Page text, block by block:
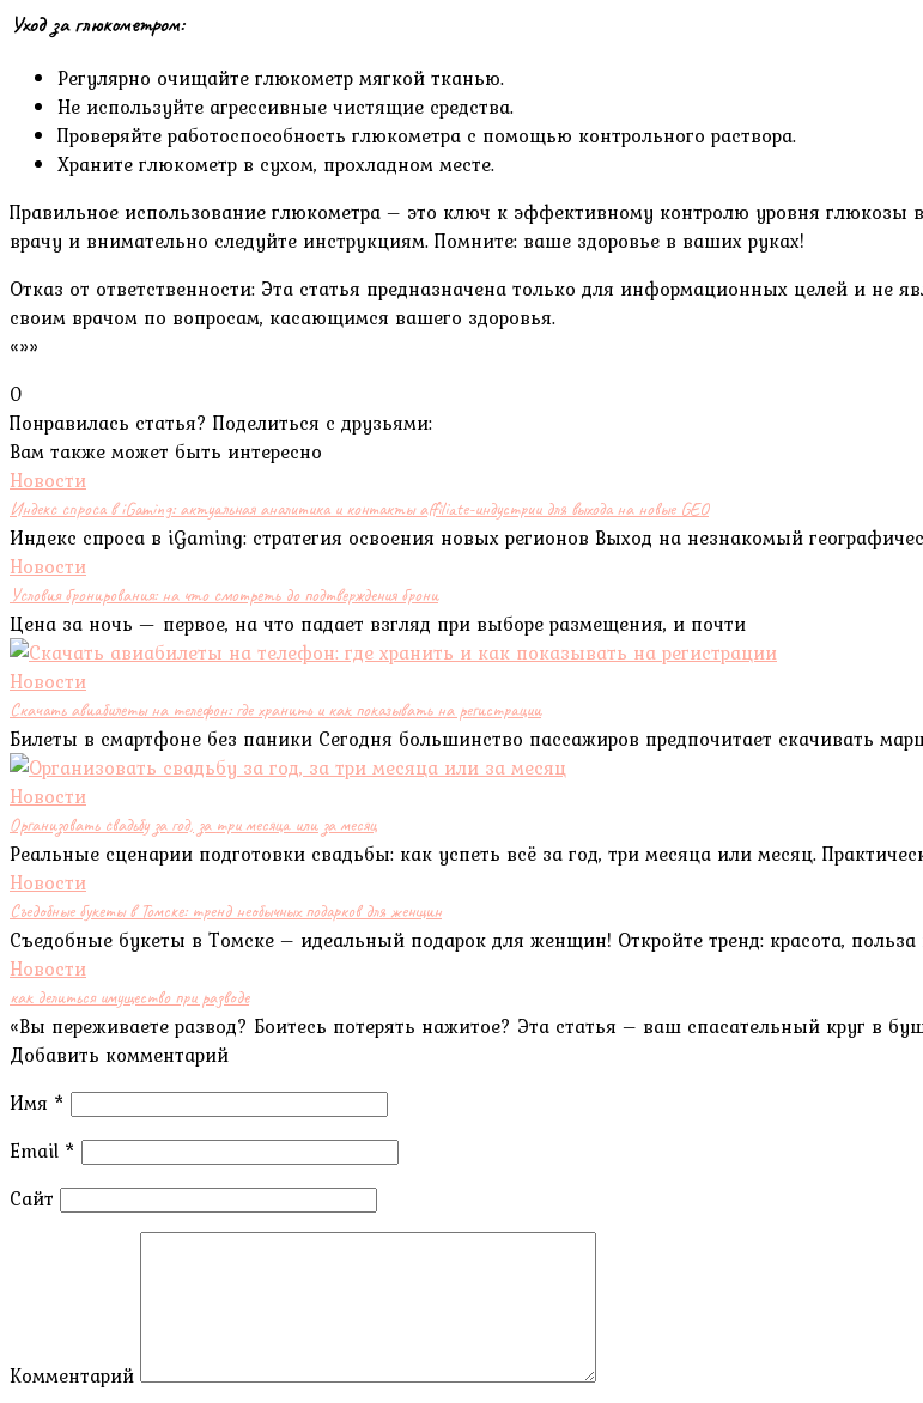
Уход за глюкометром:
Регулярно очищайте глюкометр мягкой тканью.
Не используйте агрессивные чистящие средства.
Проверяйте работоспособность глюкометра с помощью контрольного раствора.
Храните глюкометр в сухом, прохладном месте.
Правильное использование глюкометра – это ключ к эффективному контролю уровня глюкозы
врачу и внимательно следуйте инструкциям. Помните: ваше здоровье в ваших руках!
Отказ от ответственности: Эта статья предназначена только для информационных целей и не
своим врачом по вопросам, касающимся вашего здоровья.
«»»
0
Понравилась статья? Поделиться с друзьями:
Вам также может быть интересно
Новости
Индекс спроса в iGaming: актуальная аналитика и контакты affiliate-индустрии для выхода на новые GEO
Индекс спроса в iGaming: стратегия освоения новых регионов Выход на незнакомый
Новости
Условия бронирования: на что смотреть до подтверждения брони
Цена за ночь — первое, на что падает взгляд при выборе размещения, и почти
Новости
Скачать авиабилеты на телефон: где хранить и как показывать на регистрации
Билеты в смартфоне без паники Сегодня большинство пассажиров предпочитает скачивать
Новости
Организовать свадьбу за год, за три месяца или за месяц
Реальные сценарии подготовки свадьбы: как успеть всё за год, три месяца или месяц.
Новости
Съедобные букеты в Томске: тренд необычных подарков для женщин
Съедобные букеты в Томске – идеальный подарок для женщин! Откройте тренд: красота, польза
Новости
как делиться имущество при разводе
«Вы переживаете развод? Боитесь потерять нажитое? Эта статья – ваш спасательный круг в
Добавить комментарий
Имя *
Email *
Сайт
Комментарий